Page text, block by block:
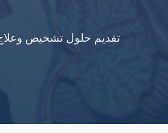
تقديم حلول تشخيص